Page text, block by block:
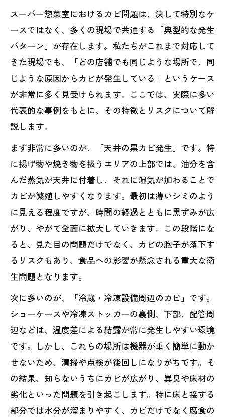
スーパー惣菜室におけるカビ問題は、決して特別なケ
ースではなく、多くの現場で共通する「典型的な発生
パターン」が存在します。私たちがこれまで対応して
きた現場でも、「どの店舗でも同じような場所で、同
じような原因からカビが発生している」というケース
が非常に多く見受けられます。ここでは、実際に多い
代表的な事例をもとに、その特徴とリスクについて解
説します。
まず非常に多いのが、「天井の黒カビ発生」です。特
に揚げ物や焼き物を扱うエリアの上部では、油分を含
んだ蒸気が天井に付着し、それに湿気が加わることで
カビが繁殖しやすくなります。最初は薄いシミのよう
に見える程度ですが、時間の経過とともに黒ずみが広
がり、やがて全面に拡大していきます。この段階にな
ると、見た目の問題だけでなく、カビの胞子が落下す
るリスクもあり、食品への影響が懸念される重大な衛
生問題となります。
次に多いのが、「冷蔵・冷凍設備周辺のカビ」です。
ショーケースや冷凍ストッカーの裏側、下部、配管周
辺などは、温度差による結露が常に発生しやすい環境
です。しかし、これらの場所は機器が重く簡単に動か
せないため、清掃や点検が後回しになりがちです。そ
の結果、知らないうちにカビが広がり、異臭や床材の
劣化といった問題を引き起こします。特に床と接する
部分では水分が溜まりやすく、カビだけでなく腐食の